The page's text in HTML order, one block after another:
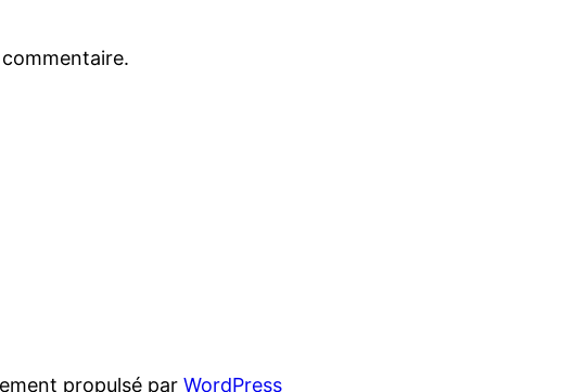
propulsé parWordPress